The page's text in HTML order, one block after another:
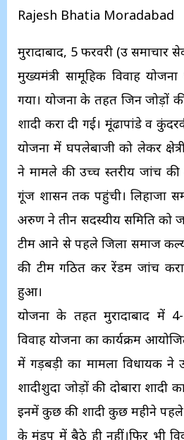
Rajesh Bhatia Moradabad
मुरादाबाद, 5 फरवरी (उप्र समाचार
मुख्यमंत्री सामूहिक विवाह
गया। योजना के तहत जिन जोड़ों
शादी करा दी गई। मूंढापांडे व
योजना में घपलेबाजी को लेकर
ने मामले की उच्च स्तरीय जांच की
गूंज शासन तक पहुंची। लिहाजा
अरुण ने तीन सदस्यीय समिति को
टीम आने से पहले जिला समाज
की टीम गठित कर रेंडम जांच
हुआ।
योजना के तहत मुरादाबाद में
विवाह योजना का कार्यक्रम
में गड़बड़ी का मामला विधायक ने
शादीशुदा जोड़ों की दोबारा शादी
इनमें कुछ की शादी कुछ महीने पहले
के मंडप में बैठे ही नहीं।फिर भी